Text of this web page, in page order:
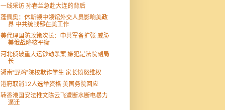
一线采访 孙春兰急赴大连的背后
蓬佩奥：休斯顿中领馆外交人员影响美政
界 中共统战部在美工作
美代理国防政策次长：中共军备扩张 威胁
美俄战略核平衡
河北侦破重大运钞劫杀案 嫌犯是法院副局
长
湖南“野鸡”院校欺诈学生 家长愤怒维权
港府取消12人选举资格 美国务院回应
转香港国安法推文陈云飞遭断水断电暴力
逼迁